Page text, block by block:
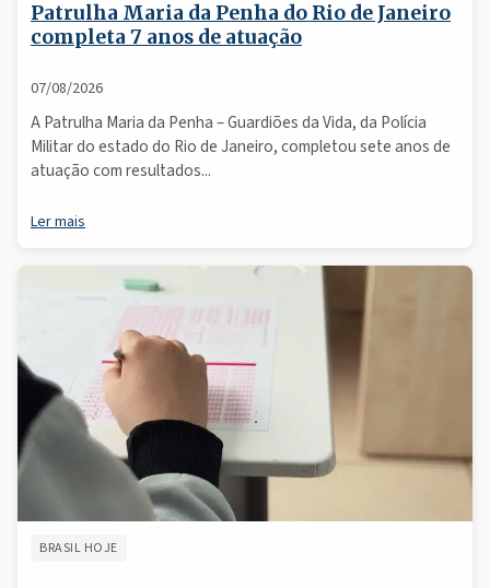
Patrulha Maria da Penha do Rio de Janeiro
completa 7 anos de atuação
07/08/2026
A Patrulha Maria da Penha – Guardiões da Vida, da Polícia
Militar do estado do Rio de Janeiro, completou sete anos de
atuação com resultados...
Ler mais
BRASIL HOJE